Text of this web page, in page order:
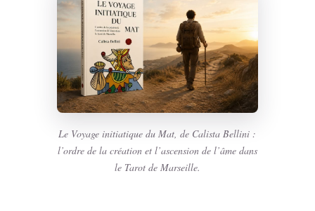
Le Voyage initiatique du Mat, de Calista Bellini :
l’ordre de la création et l’ascension de l’âme dans
le Tarot de Marseille.